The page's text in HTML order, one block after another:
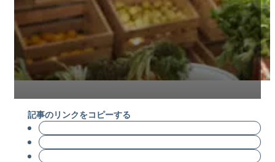
記事のリンクをコピーする